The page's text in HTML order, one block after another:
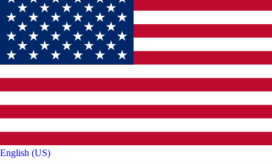
English (US)‎